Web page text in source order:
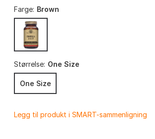
Farge: Brown
Størrelse: One Size
One Size
Legg til produkt i SMART-sammenligning